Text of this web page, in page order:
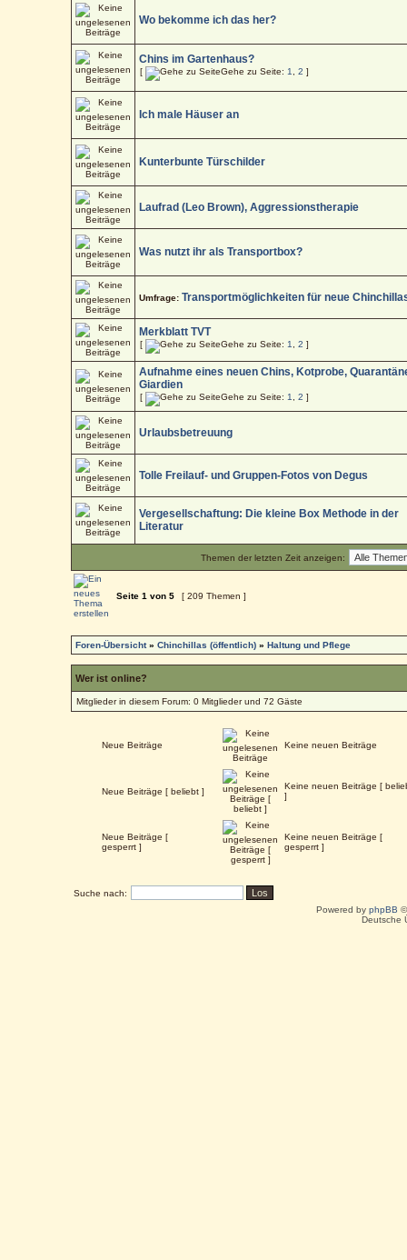
Wo bekomme ich das her?
Chins im Gartenhaus?
[ Gehe zu Seite: 1 ,2 ]
Ich male Häuser an
Kunterbunte Türschilder
Laufrad (Leo Brown), Aggressionstherapie
Was nutzt ihr als Transportbox?
Umfrage:Transportmöglichkeiten für neue
Merkblatt TVT
[ Gehe zu Seite: 1 ,2 ]
Aufnahme eines neuen Chins, Kotprobe,
Giardien
[ Gehe zu Seite: 1 ,2 ]
Urlaubsbetreuung
Tolle Freilauf- und Gruppen-Fotos von Degus
Vergesellschaftung: Die kleine Box Methode in der
Literatur
Themen der letzten Zeit anzeigen:
Seite1 von5 [ 209 Themen ]
Foren-Übersicht»Chinchillas (öffentlich) »Haltung und Pflege
Wer ist online?
Mitglieder in diesem Forum: 0 Mitglieder und 72 Gäste
Neue Beiträge Keine neuen Beiträge
Neue Beiträge [ beliebt ]
Keine neuen Beiträge [
]
Neue Beiträge [
gesperrt ]
Keine neuen Beiträge [
gesperrt ]
Suche nach:
Powered by phpBB
Deutsche